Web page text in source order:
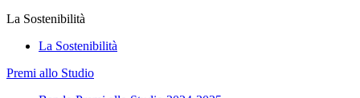
La Sostenibilità
La Sostenibilità
Premi allo Studio